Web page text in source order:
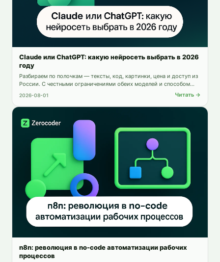
Claude или ChatGPT: какую нейросеть выбрать в 2026
году
Разбираем по полочкам — тексты, код, картинки, цена и доступ из
России. С честными ограничениями обеих моделей и способом
пользоваться обеими сразу.
2026-08-01 Читать →
n8n: революция в no-code автоматизации рабочих
процессов